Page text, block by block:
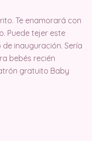
Te enamorará con
Puede tejer este
inauguración. Sería
bebés recién
gratuito Baby